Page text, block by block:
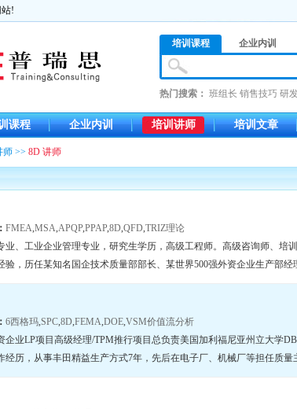
!
培训课程 企业内训
热门搜索： 班组长 销售技巧 研
课程 企业内训 培训讲师 培训文章
师 >> 8D 讲师
FMEA,MSA,APQP,PPAP,8D,QFD,TRIZ理论
业、工业企业管理专业，研究生学历，高级工程师。高级咨询师、培
验，历任某知名国企技术质量部部长、某世界500强外资企业生产部经
6西格玛,SPC,8D,FEMA,DOE,VSM价值流分析
企业LP项目高级经理/TPM推行项目总负责美国加利福尼亚州立大学
经历，从事丰田精益生产方式7年，先后在电子厂、机械厂等担任质量